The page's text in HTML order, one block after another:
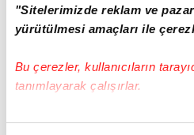
"Sitelerimizde reklam ve
yürütülmesi amaçları ile
Bu çerezler, kullanıcıların
tanımlayarak çalışırlar.
Bu çerezlere izin vermeniz
Sarı Kart 0 Çift Kart 0
Adı Soyadı Furkan Apaydin
Doğum Tarihi 11.07.2002
Ülke Türkiye